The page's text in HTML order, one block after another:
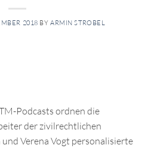
2018 BYARMIN STROBEL
Podcasts ordnen die
der zivilrechtlichen
Verena Vogt personalisierte